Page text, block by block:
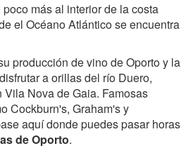
más al interior de la costa
el Océano Atlántico se encuentra
producción de vino de Oporto y la
a orillas del río Duero,
Nova de Gaia. Famosas
Cockburn's, Graham's y
aquí donde puedes pasar horas
de Oporto.